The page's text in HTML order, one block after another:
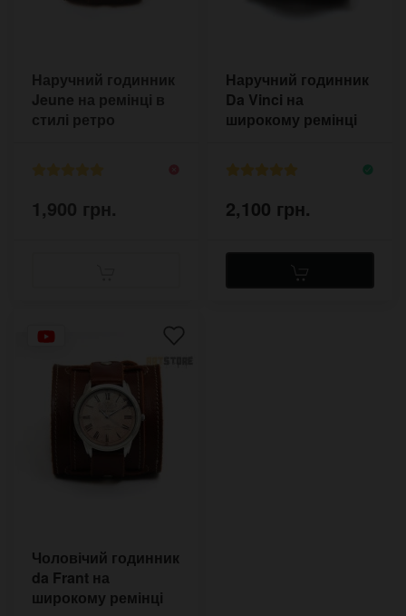
Наручний годинник
Jeune на ремінці в
стилі ретро
1,900 грн.
Наручний годинник
Da Vinci на
широкому ремінці
2,100 грн.
Чоловічий годинник
da Frant на
широкому ремінці